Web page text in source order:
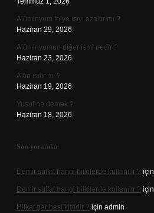
Alüminyum folyo ısıyı azaltır mı ?
Haziran 29, 2026
Alüminyumun diğer ismi nedir ?
Haziran 23, 2026
Altın ısıtır mı ?
Haziran 19, 2026
Yusuf ne demek ?
Haziran 18, 2026
Son yorumlar
Demir sülfat hangi bitkilerde kullanılır ? için
Demir sülfat hangi bitkilerde kullanılır ? için
Hilkat garibesi kimdir ? için admin